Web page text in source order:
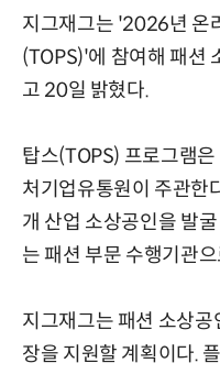
지그재그는 '2026년 온
(TOPS)'에 참여해 패션
고 20일 밝혔다.
탑스(TOPS) 프로그램
처기업유통원이 주관한
개 산업 소상공인을 발
는 패션 부문 수행기관
지그재그는 패션 소상
장을 지원할 계획이다.